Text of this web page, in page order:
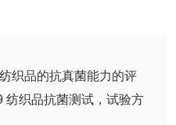
织品的抗真菌能力的评
的能力检测，检测标准
纺织品抗菌测试，试验方